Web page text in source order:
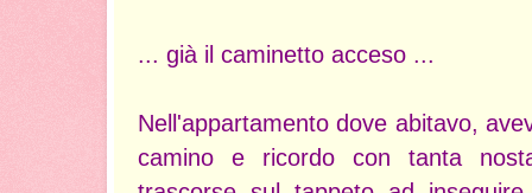
... già il caminetto acceso ...
Nell'appartamento dove abitavo,
camino e ricordo con tanta